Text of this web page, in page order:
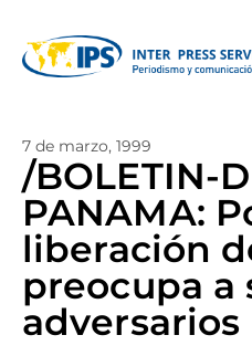
7 de marzo, 1999
/BOLETIN-
PANAMA:
liberación
preocupa a
adversarios